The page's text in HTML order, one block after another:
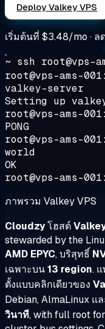
Deploy Valkey VPS
เริ่มต้นที่ $3.48/mo ·
~ ssh root@vps-
root@vps-ams-
valkey-server
Setting up
root@vps-ams-
PONG
root@vps-ams-
world
OK
root@vps-ams-
ภาพรวม Valkey VPS
Cloudzyโฮสต์
stewarded by the
AMD EPYC, บริสุทธิ์
เฉพาะบน13 region.
ตั้งแบบคลิกเดียวของ
Debian, AlmaLinux แ
วินาที, with full root